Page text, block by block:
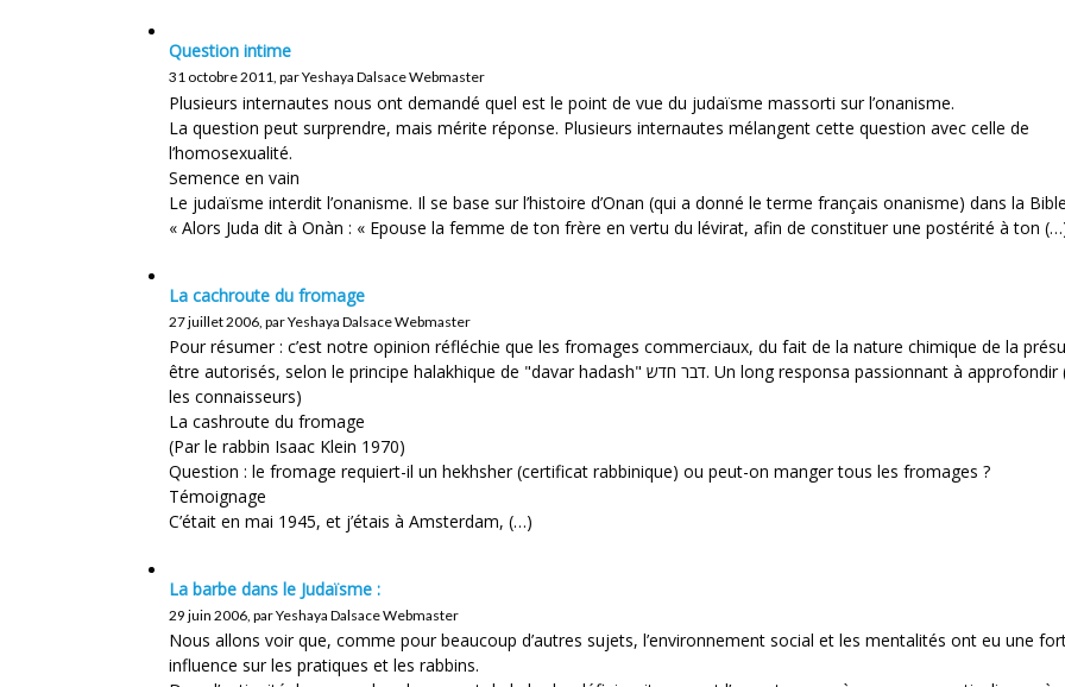
Question intime
31 octobre 2011, par Yeshaya Dalsace Webmaster
Plusieurs internautes nous ont demandé quel est le point de vue du judaïsme massorti sur l’onanisme.
La question peut surprendre, mais mérite réponse. Plusieurs internautes mélangent cette question avec celle de
l’homosexualité.
Semence en vain
Le judaïsme interdit l’onanisme. Il se base sur l’histoire d’Onan (qui a donné le terme français onanisme) dans la
« Alors Juda dit à Onàn : « Epouse la femme de ton frère en vertu du lévirat, afin de constituer une postérité à ton
La cachroute du fromage
27 juillet 2006, par Yeshaya Dalsace Webmaster
Pour résumer : c’est notre opinion réfléchie que les fromages commerciaux, du fait de la nature chimique de la
être autorisés, selon le principe halakhique de "davar hadash" דבר חדש. Un long responsa passionnant à approfondir (pour
les connaisseurs)
La cashroute du fromage
(Par le rabbin Isaac Klein 1970)
Question : le fromage requiert-il un hekhsher (certificat rabbinique) ou peut-on manger tous les fromages ?
Témoignage
C’était en mai 1945, et j’étais à Amsterdam, (…)
La barbe dans le Judaïsme :
29 juin 2006, par Yeshaya Dalsace Webmaster
Nous allons voir que, comme pour beaucoup d’autres sujets, l’environnement social et les mentalités ont eu une
influence sur les pratiques et les rabbins.